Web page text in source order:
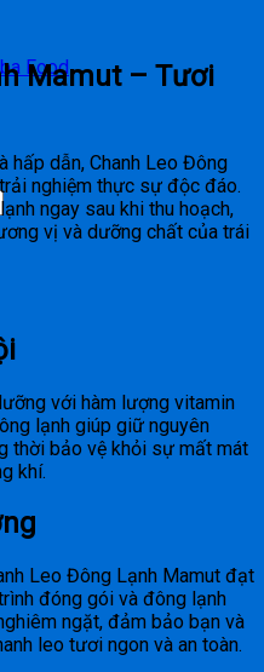
Food
Mamut – Tươi
hấp dẫn, Chanh Leo Đông
nghiệm thực sự độc đáo.
ngay sau khi thu hoạch,
vị và dưỡng chất của trái
với hàm lượng vitamin
lạnh giúp giữ nguyên
thời bảo vệ khỏi sự mất mát
khí.
Leo Đông Lạnh Mamut đạt
đóng gói và đông lạnh
ngặt, đảm bảo bạn và
leo tươi ngon và an toàn.